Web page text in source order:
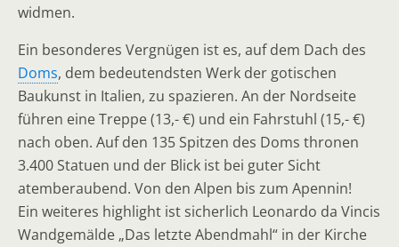
widmen.
Ein besonderes Vergnügen ist es, auf dem Dach des
Doms, dem bedeutendsten Werk der gotischen
Baukunst in Italien, zu spazieren. An der Nordseite
führen eine Treppe (13,- €) und ein Fahrstuhl (15,- €)
nach oben. Auf den 135 Spitzen des Doms thronen
3.400 Statuen und der Blick ist bei guter Sicht
atemberaubend. Von den Alpen bis zum Apennin!
Ein weiteres highlight ist sicherlich Leonardo da Vincis
Wandgemälde „Das letzte Abendmahl“ in der Kirche